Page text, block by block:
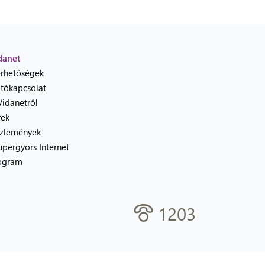
Internet
1203